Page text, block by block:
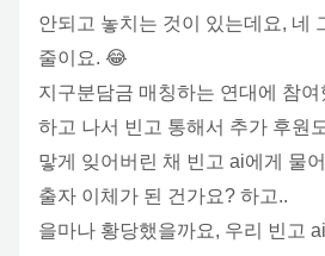
안되고 놓치는 것이 있는데요, 네
줄이요. 😂
지구분담금 매칭하는 연대에 참
하고 나서 빈고 통해서 추가 후원
맣게 잊어버린 채 빈고 ai에게 물
출자 이체가 된 건가요? 하고..
을마나 황당했을까요, 우리 빈고